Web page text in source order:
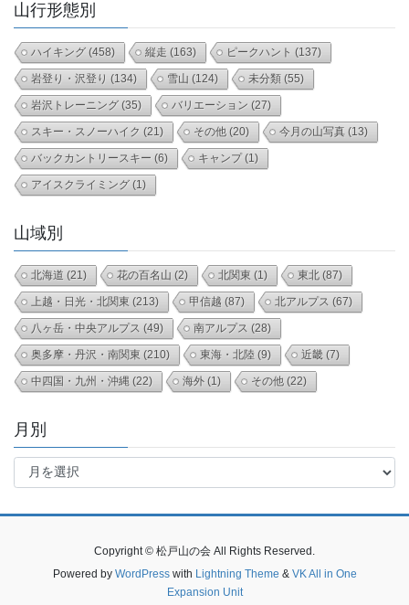
山行形態別
ハイキング (458) 縦走 (163) ピークハント (137)
岩登り・沢登り (134) 雪山 (124) 未分類 (55)
岩沢トレーニング (35) バリエーション (27)
スキー・スノーハイク (21) その他 (20) 今月の山写真 (13)
バックカントリースキー (6) キャンプ(1)
アイスクライミング (1)
山域別
北海道 (21) 花の百名山 (2) 北関東 (1) 東北 (87)
上越・日光・北関東 (213) 甲信越 (87) 北アルプス (67)
八ヶ岳・中央アルプス (49) 南アルプス (28)
奥多摩・丹沢・南関東 (210) 東海・北陸 (9) 近畿 (7)
中四国・九州・沖縄 (22) 海外 (1) その他 (22)
月別
月
Copyright © 松戸山の会 All Rights Reserved.
Powered by WordPresswith Lightning Theme & VK All in One
Expansion Unit